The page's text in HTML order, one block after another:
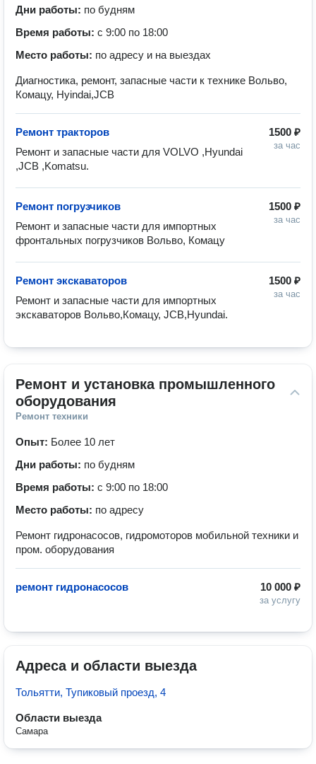
Дни работы: по будням
Время работы: с 9:00 по 18:00
Место работы: по адресу и на выездах
Диагностика, ремонт, запасные части к технике Вольво,
Комацу, Hyindai,JCB
1500 ₽
за час
Ремонт тракторов
Ремонт и запасные части для VOLVO ,Hyundai
,JCB ,Komatsu.
1500 ₽
за час
Ремонт погрузчиков
Ремонт и запасные части для импортных
фронтальных погрузчиков Вольво, Комацу
1500 ₽
за час
Ремонт экскаваторов
Ремонт и запасные части для импортных
экскаваторов Вольво,Комацу, JCB,Hyundai.
Ремонт и установка промышленного
оборудования
Ремонт техники
Опыт: Более 10 лет
Дни работы: по будням
Время работы: с 9:00 по 18:00
Место работы: по адресу
Ремонт гидронасосов, гидромоторов мобильной техники и
пром. оборудования
10 000 ₽
за услугу
ремонт гидронасосов
Адреса и области выезда
Тольятти, Тупиковый проезд, 4
Области выезда
Самара